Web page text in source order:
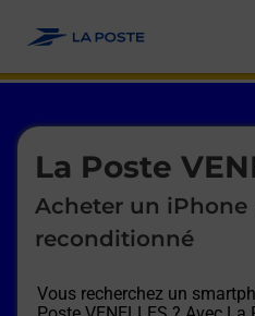
La Poste
Acheter un iPhone
reconditionné
Vous recherchez un
Le lien s'ouvre dans un